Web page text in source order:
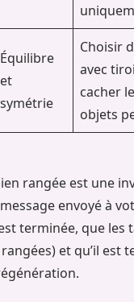
Équilibre
et
symétrie
Choisir
avec
cacher
objets
rangée est une
message envoyé à
terminée, que les
et qu’il est